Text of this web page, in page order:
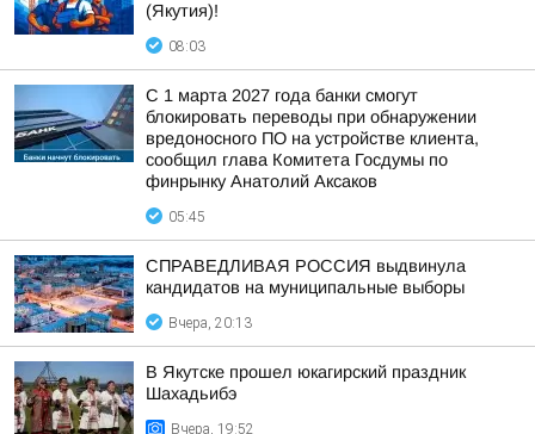
(Якутия)!
08:03
С 1 марта 2027 года банки смогут
блокировать переводы при обнаружении
вредоносного ПО на устройстве клиента,
сообщил глава Комитета Госдумы по
финрынку Анатолий Аксаков
05:45
СПРАВЕДЛИВАЯ РОССИЯ выдвинула
кандидатов на муниципальные выборы
Вчера, 20:13
В Якутске прошел юкагирский праздник
Шахадьибэ
Вчера, 19:52